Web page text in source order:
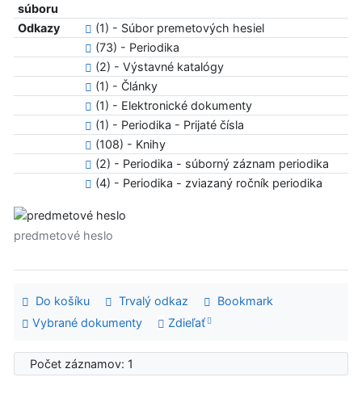
súboru
Odkazy
(1) - Súbor premetových hesiel
(73) - Periodika
(2) - Výstavné katalógy
(1) - Články
(1) - Elektronické dokumenty
(1) - Periodika - Prijaté čísla
(108) - Knihy
(2) - Periodika - súborný záznam periodika
(4) - Periodika - zviazaný ročník periodika
predmetové heslo
Do košíku Trvalý odkaz
Bookmark
Vybrané dokumenty
Zdieľať
Počet záznamov: 1